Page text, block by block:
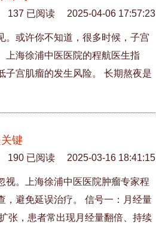
137 已阅读 2025-04-06 17:57:23
。或许你不知道，很多时候，子宫
上海徐浦中医医院的程航医生指
子宫肌瘤的发生风险。 长期熬夜是
键
190 已阅读 2025-03-16 18:41:15
视。上海徐浦中医医院肿瘤专家程
，避免延误治疗。 信号一：月经量
张，患者常出现月经量翻倍、持续